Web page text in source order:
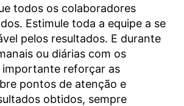
todos os colaboradores
Estimule toda a equipe a se
pelos resultados. E durante
ou diárias com os
reforçar as
pontos de atenção e
obtidos, sempre